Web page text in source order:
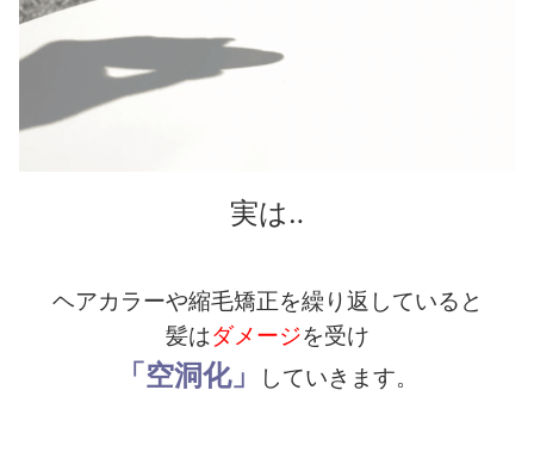
実は‥
ヘアカラーや縮毛矯正を繰り返していると
髪はダメージを受け
「空洞化」 していきます。